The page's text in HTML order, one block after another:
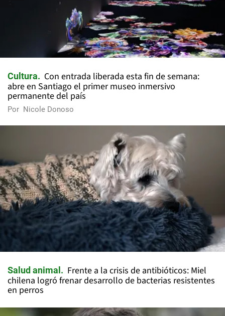
Cultura
Con entrada liberada esta fin de semana:
abre en Santiago el primer museo inmersivo
permanente del país
Por Nicole Donoso
Salud animal
Frente a la crisis de antibióticos: Miel
chilena logró frenar desarrollo de bacterias resistentes
en perros